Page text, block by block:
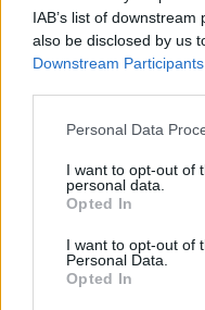
IAB’s list of
also be disclosed by us
Downstream Participants
Please note that this
not limited to your visit
grant or deny consent
use your data for below
consent section.
Personal Data
I want to opt-out of
personal data.
Opted In
I want to opt-out of
Personal Data.
Opted In
Felhasználónév
Elfelejtette jelszavát?
Kertészeti, kerti